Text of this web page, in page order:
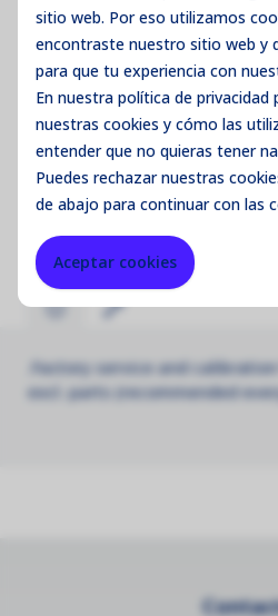
sitio web. Por eso utilizamos
encontraste nuestro sitio web y
para que tu experiencia con
En nuestra política de privacidad
nuestras cookies y cómo las
entender que no quieras tener
Puedes rechazarnuestras
de abajo para continuar con las
Aceptar cookies
Iniciar sesión /
Código de producto:
.Factory service and
excl. parts (recommended